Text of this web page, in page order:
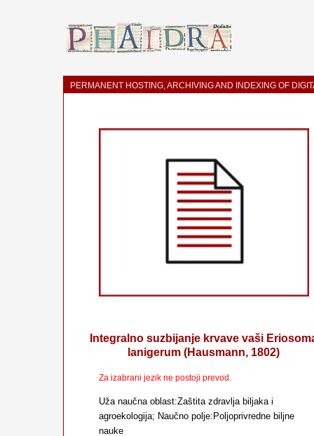
PERMANENT HOSTING, ARCHIVING AND INDEXING OF
Integralno suzbijanje krvave vaši
lanigerum (Hausmann, 1802)
Za izabrani jezik ne postoji prevod.
Uža naučna oblast:Zaštita zdravlja biljaka i
agroekologija; Naučno polje:Poljoprivredne biljne
nauke